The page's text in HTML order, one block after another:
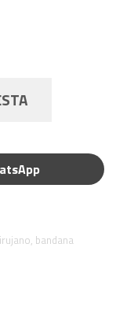
, bandana